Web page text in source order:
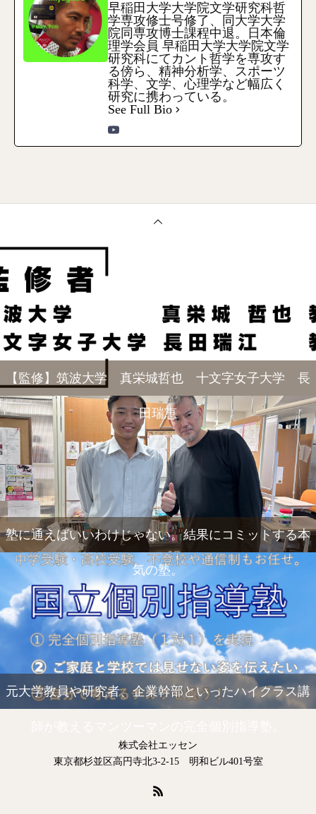
早稲田大学大学院文学研究科哲
学専攻修士号修了、同大学大学
院同専攻博士課程中退。日本倫
理学会員 早稲田大学大学院文学
研究科にてカント哲学を専攻す
る傍ら、精神分析学、スポーツ
科学、文学、心理学など幅広く
研究に携わっている。
See Full Bio
【監修】筑波大学 真栄城哲也 十文字女子大学 長
田瑞恵
塾に通えばいいわけじゃない。結果にコミットする本
気の塾。
元大学教員や研究者、企業幹部といったハイクラス講
株式会社エッセン
東京都杉並区高円寺北3-2-15 明和ビル401号室